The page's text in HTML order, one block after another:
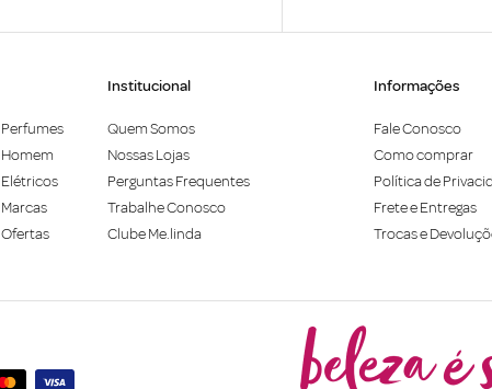
Perfumes
Homem
Elétricos
Marcas
Ofertas
Institucional
Quem Somos
Nossas Lojas
Perguntas Frequentes
Trabalhe Conosco
Clube Me.linda
Informações
Fale Conosco
Como comprar
Política de
Frete e Entregas
Trocas e